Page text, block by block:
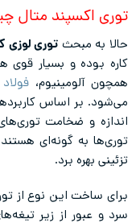
توری اکسپند متال
حالا به مبحث توری
کاره بوده و بسیار
همچون آلومینیوم،
می‌شود. بر اساس
اندازه و ضخامت
توری‌ها به گونه‌ای
تزئینی بهره برد.
برای ساخت این نوع از
سرد و عبور از زیر